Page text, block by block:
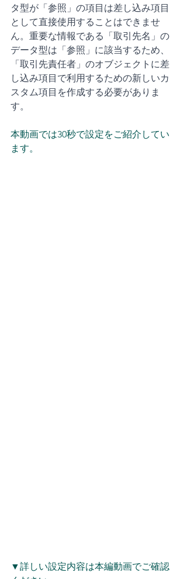
タ型が「参照」の項目は差し込み項目
として直接使用することはできませ
ん。重要な情報である「取引先名」の
データ型は「参照」に該当するため、
「取引先責任者」のオブジェクトに差
し込み項目で利用するための新しいカ
スタム項目を作成する必要がありま
す。
本動画では30秒で設定をご紹介してい
ます。
▼詳しい設定内容は本編動画でご確認